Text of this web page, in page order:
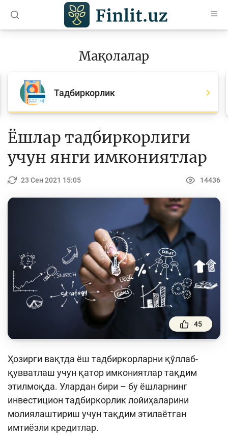
Барча мақолалар
Банк агентлари учун
Ислом молияси
Тўлов ва ўтказмалар
Молия бозори
Пул-кредит сиёсати ва унинг элементлари
Молиявий хавфсизлик
Банк хизматлари истеъмолчилари
Тадбиркорлик
Ўқув қўлланмалар
Лойиҳалар
Интерактив хизматлар
Фотогалерея
Мақолалар
Тадбиркорлик
Ёшлар тадбиркорлиги
учун янги имкониятлар
23 Сен 2021 15:05 14436
45
Ҳозирги вақтда ёш тадбиркорларни қўллаб-
қувватлаш учун қатор имкониятлар тақдим
этилмоқда. Улардан бири – бу ёшларнинг
инвестицион тадбиркорлик лойиҳаларини
молиялаштириш учун тақдим этилаётган
имтиёзли кредитлар.